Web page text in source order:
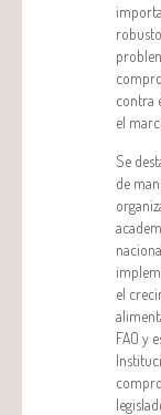
contra
el
Se
de
el
FAO y